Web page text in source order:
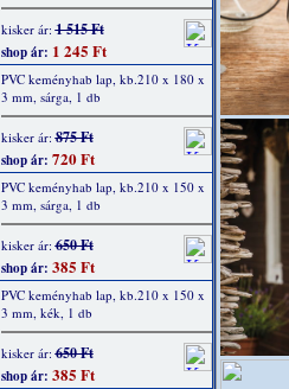
kisker ár:1 515 Ft
shop ár: 1 245 Ft
PVC keményhab lap, kb.210 x 180 x
3 mm, sárga, 1 db
kisker ár:875 Ft
shop ár: 720 Ft
PVC keményhab lap, kb.210 x 150 x
3 mm, sárga, 1 db
kisker ár:650 Ft
shop ár: 385 Ft
PVC keményhab lap, kb.210 x 150 x
3 mm, kék, 1 db
kisker ár:650 Ft
shop ár: 385 Ft